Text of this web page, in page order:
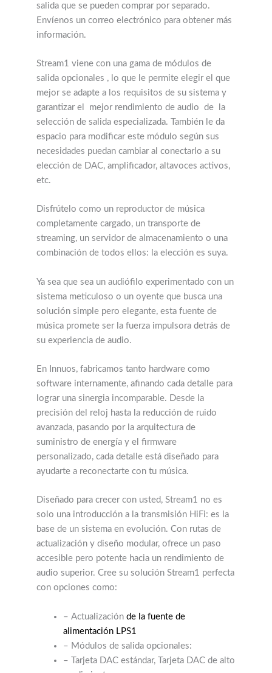
salida que se pueden comprar por separado.
Envíenos un correo electrónico para obtener más
información.
Stream1 viene con una gama de módulos de
salida opcionales , lo que le permite elegir el que
mejor se adapte a los requisitos de su sistema y
garantizar el mejor rendimiento de audio de
la
selección de salida especializada.
También le da
espacio para modificar este módulo según sus
necesidades puedan cambiar al conectarlo a su
elección de DAC, amplificador, altavoces activos,
etc.
Disfrútelo como un reproductor de música
completamente cargado, un transporte de
streaming, un servidor de almacenamiento o una
combinación de todos ellos: la elección es suya.
Ya sea que sea un audiófilo experimentado con un
sistema meticuloso o un oyente que busca una
solución simple pero elegante, esta fuente de
música promete ser la fuerza impulsora detrás de
su experiencia de audio.
En Innuos, fabricamos tanto hardware como
software internamente, afinando cada detalle para
lograr una sinergia incomparable. Desde la
precisión del reloj hasta la reducción de ruido
avanzada, pasando por la arquitectura de
suministro de energía y el firmware
personalizado, cada detalle está diseñado para
ayudarte a reconectarte con tu música.
Diseñado para crecer con usted, Stream1 no es
solo una introducción a la transmisión HiFi: es la
base de un sistema en evolución. Con rutas de
actualización y diseño modular, ofrece un paso
accesible pero potente hacia un rendimiento de
audio superior. Cree su solución Stream1 perfecta
con opciones como:
– Actualización de la fuente de
alimentación LPS1
– Módulos de salida opcionales:
– Tarjeta DAC estándar, Tarjeta DAC de alto